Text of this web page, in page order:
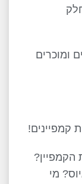
ומוכרים
קמפיינים!
מי